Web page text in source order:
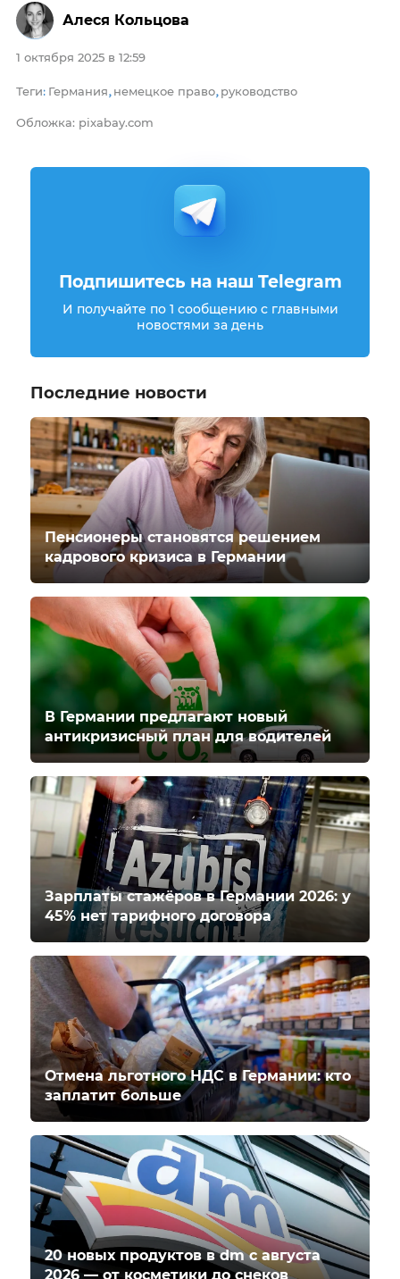
1 октября 2025 в 12:59
Теги: Германия, немецкое право, руководство
Обложка: pixabay.com
Алеся Кольцова
Подпишитесь на наш Telegram
И получайте по 1 сообщению с главными
новостями за день
Последние новости
Пенсионеры становятся решением
кадрового кризиса в Германии
В Германии предлагают новый
антикризисный план для водителей
Зарплаты стажёров в Германии 2026: у
45% нет тарифного договора
Отмена льготного НДС в Германии: кто
заплатит больше
20 новых продуктов в dm с августа
2026 — от косметики до снеков